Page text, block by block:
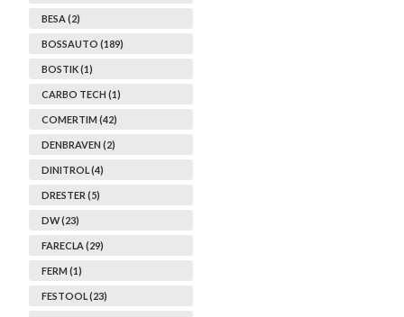
BESA (2)
BOSSAUTO (189)
BOSTIK (1)
CARBO TECH (1)
COMERTIM (42)
DENBRAVEN (2)
DINITROL (4)
DRESTER (5)
DW (23)
FARECLA (29)
FERM (1)
FESTOOL (23)